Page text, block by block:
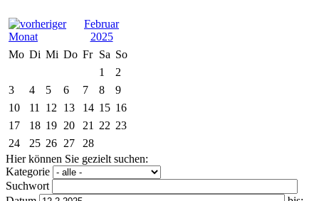
Februar
2025
Mo Di Mi Do Fr Sa So
1
2
3
4 5 6 7 8
9
10
11 12 13 14 15 16
17
18 19 20 21 22 23
24
25 26 27
28
Hier können Sie gezielt suchen:
Kategorie
Suchwort